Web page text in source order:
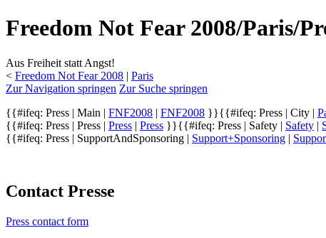
Freedom Not Fear 2008/Paris/
Aus Freiheit statt Angst!
< Freedom Not Fear 2008 ‎ | Paris
Zur Navigation springen Zur Suche springen
{{#ifeq: Press | Main | FNF2008 | FNF2008 }}{{#ifeq: Press | City |
{{#ifeq: Press | Press | Press | Press }}{{#ifeq: Press | Safety | Safety |
{{#ifeq: Press | SupportAndSponsoring | Support+Sponsoring |
Contact Presse
Press contact form